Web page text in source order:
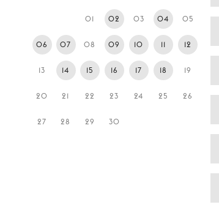
01 02 03 04 05
06 07 08 09 10 11 12
13 14 15 16 17 18 19
20 21 22 23 24 25 26
27 28 29 30